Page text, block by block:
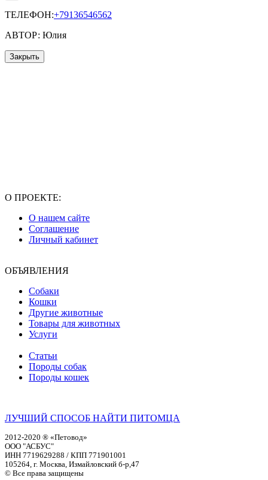
ТЕЛЕФОН:+79136546562
АВТОР: Юлия
Закрыть
О ПРОЕКТЕ:
О нашем сайте
Соглашение
Личный кабинет
ОБЪЯВЛЕНИЯ
Собаки
Кошки
Другие животные
Товары для животных
Услуги
Статьи
Породы собак
Породы кошек
ЛУЧШИЙ СПОСОБ НАЙТИ ПИТОМЦА
2012-2020 ® «Петовод»
ООО "АСБУС"
ИНН 7719629288 / КПП 771901001
105264, г. Москва, Измайловский б-р,47
© Все права защищены